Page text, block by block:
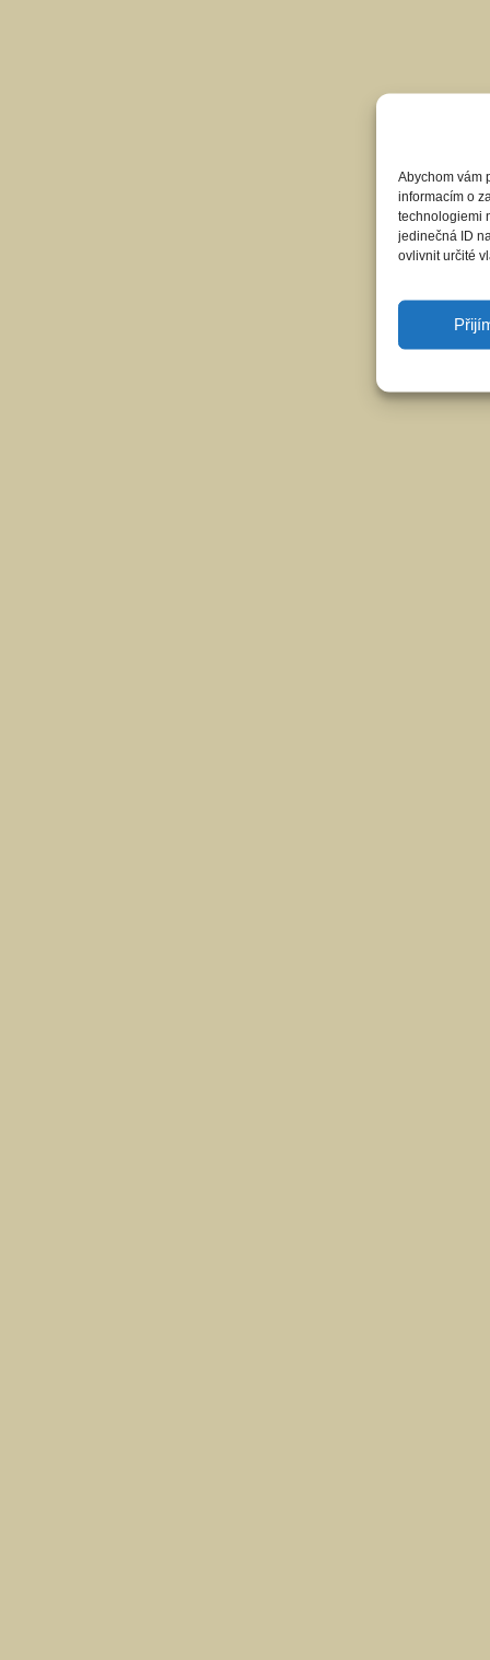
Abychom vám
informacím o
technologiemi
jedinečná ID
ovlivnit určité